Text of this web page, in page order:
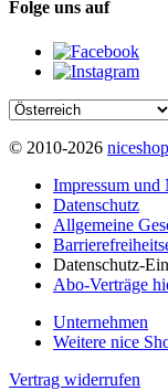
Folge uns auf
© 2010-2026
Impressum und
Datenschutz
Allgemeine
Datenschutz-
Abo-Verträge
Unternehmen
Weitere nice
Vertrag widerrufen